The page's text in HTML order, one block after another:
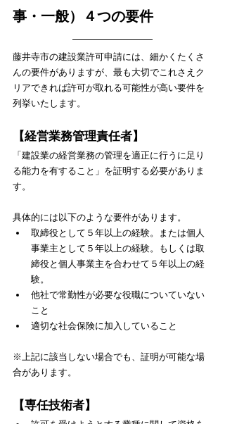
事・一般）４つの要件
藤井寺市の建設業許可申請には、細かくたくさ
んの要件がありますが、最も大切でこれさえク
リアできれば許可が取れる可能性が高い要件を
列挙いたします。
【経営業務管理責任者】
「建設業の経営業務の管理を適正に行うに足り
る能力を有すること」を証明する必要がありま
す。
具体的には以下のような要件があります。
取締役として５年以上の経験。または個人
事業主として５年以上の経験。もしくは取
締役と個人事業主を合わせて５年以上の経
験。
他社で常勤性が必要な役職についていない
こと
適切な社会保険に加入していること
​※上記に該当しない場合でも、証明が可能な場
合があります。
【専任技術者】